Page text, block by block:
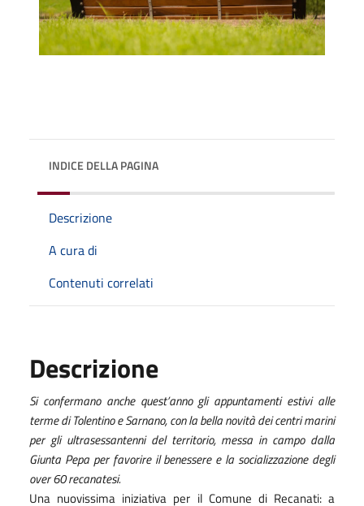
INDICE DELLA PAGINA
Descrizione
A cura di
Contenuti correlati
Descrizione
Si confermano anche quest’anno gli appuntamenti estivi alle
terme di Tolentino e Sarnano, con la bella novità dei centri marini
per gli ultrasessantenni del territorio, messa in campo dalla
Giunta Pepa per favorire il benessere e la socializzazione degli
over 60 recanatesi.
Una nuovissima iniziativa per il Comune di Recanati: a